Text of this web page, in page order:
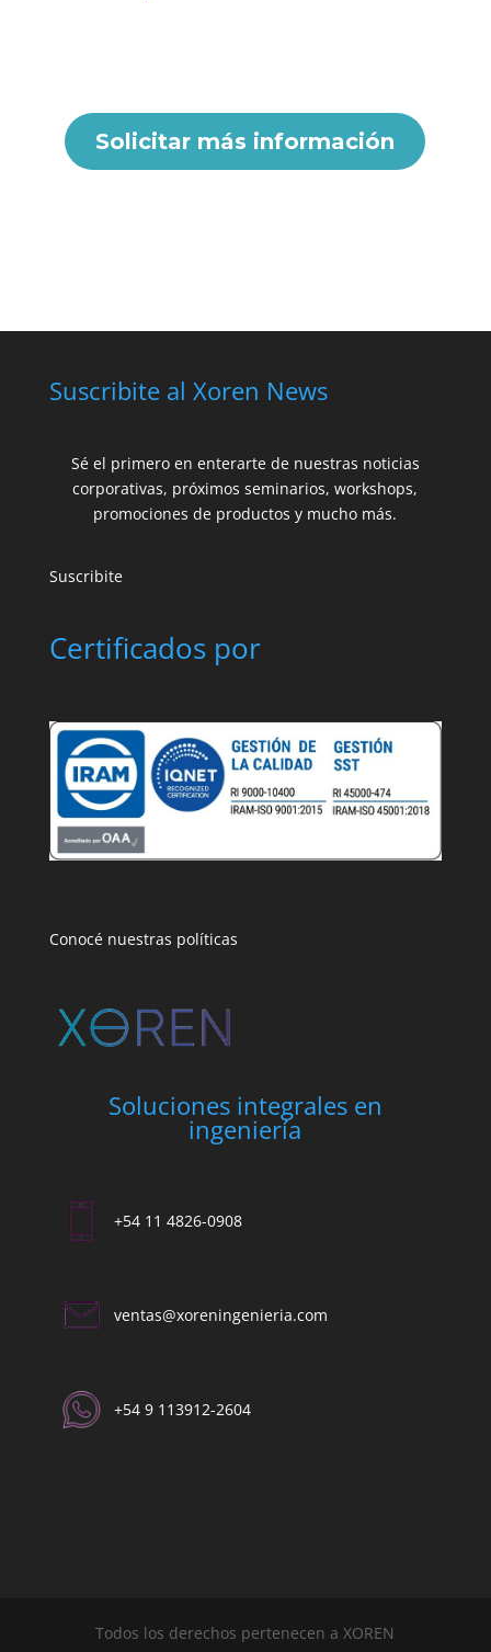
Solicitar más información
Suscribite al Xoren News
Sé el primero en enterarte de nuestras noticias
corporativas, próximos seminarios, workshops,
promociones de productos y mucho más.
Suscribite
Certificados por
Conocé nuestras políticas
Soluciones integrales en
ingeniería
+54 11 4826-0908
ventas@xoreningenieria.com​
+54 9 113912-2604​
Todos los derechos pertenecen a XOREN